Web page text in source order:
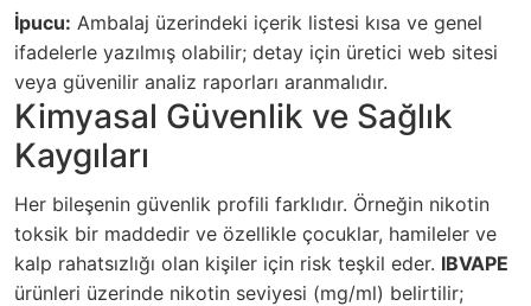
İpucu: Ambalaj üzerindeki içerik listesi kısa ve genel
ifadelerle yazılmış olabilir; detay için üretici web sitesi
veya güvenilir analiz raporları aranmalıdır.
Kimyasal Güvenlik ve Sağlık
Kaygıları
Her bileşenin güvenlik profili farklıdır. Örneğin nikotin
toksik bir maddedir ve özellikle çocuklar, hamileler ve
kalp rahatsızlığı olan kişiler için risk teşkil eder. IBVAPE
ürünleri üzerinde nikotin seviyesi (mg/ml) belirtilir;